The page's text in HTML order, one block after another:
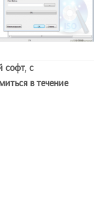
софт, с
в течение